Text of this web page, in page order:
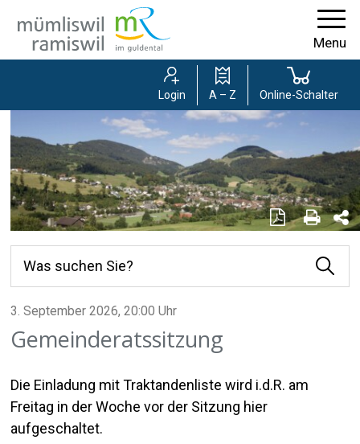
Navigieren in der Gemeinde
Schnellnavigation
Menu
Login A – Z Online-Schalter
Was suchen Sie?
Seite als
Seite
Hauptnavigation
Gemeinderatssitzung
3. September 2026, 20:00 Uhr
Die Einladung mit Traktandenliste wird i.d.R. am
Freitag in der Woche vor der Sitzung hier
aufgeschaltet.